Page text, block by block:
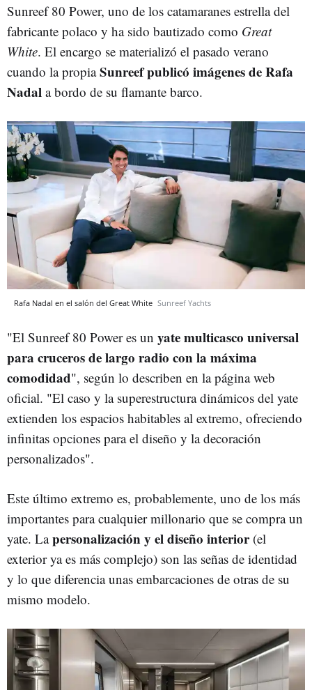
Sunreef 80 Power, uno de los catamaranes estrella del
fabricante polaco y ha sido bautizado como Great
White. El encargo se materializó el pasado verano
cuando la propiaSunreef publicó imágenes de Rafa
Nadal a bordo de su flamante barco.
Rafa Nadal en el salón del Great White Sunreef Yachts
"El Sunreef 80 Power es un yate multicasco universal
para cruceros de largo radio con la máxima
comodidad", según lo describen en la página web
oficial. "El caso y la superestructura dinámicos del yate
extienden los espacios habitables al extremo, ofreciendo
infinitas opciones para el diseño y la decoración
personalizados".
Este último extremo es, probablemente, uno de los más
importantes para cualquier millonario que se compra un
yate. Lapersonalización y el diseño interior(el
exterior ya es más complejo) son las señas de identidad
y lo que diferencia unas embarcaciones de otras de su
mismo modelo.